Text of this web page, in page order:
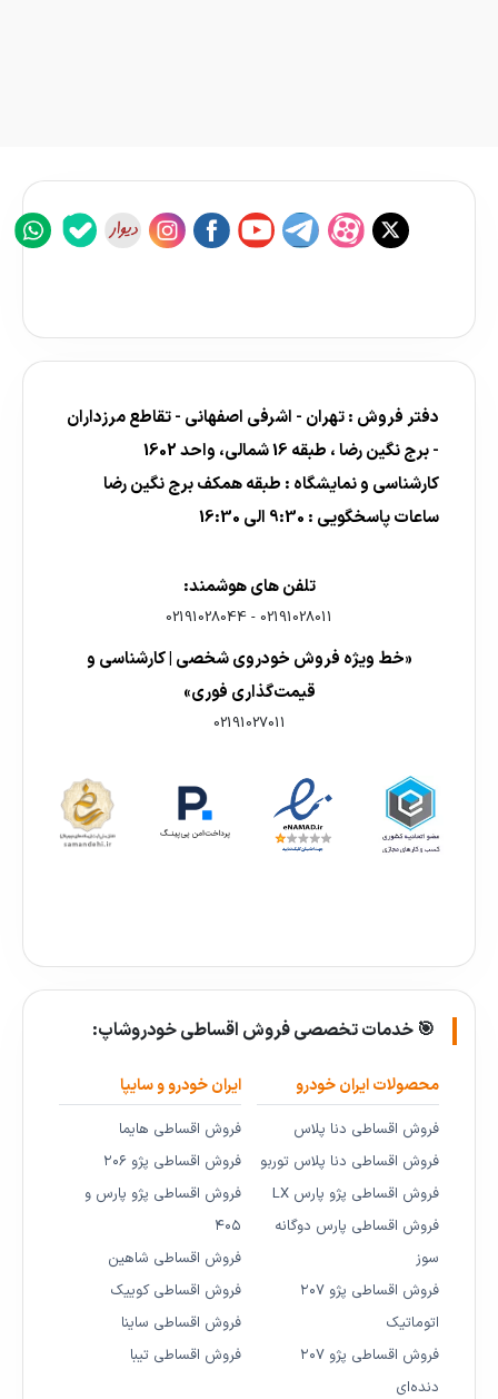
دفتر فروش : تهران - اشرفی اصفهانی - تقاطع مرزداران
- برج نگین رضا ، طبقه 16 شمالی، واحد 1602
کارشناسی و نمایشگاه : طبقه همکف برج نگین رضا
ساعات پاسخگویی : 9:30 الی 16:30
تلفن های هوشمند:
02191028011
-
02191028044
«خط ویژه فروش خودروی شخصی | کارشناسی و
قیمت‌گذاری فوری»
02191027011
🎯 خدمات تخصصی فروش اقساطی خودروشاپ:
محصولات ایران خودرو
فروش اقساطی دنا پلاس
فروش اقساطی دنا پلاس توربو
فروش اقساطی پژو پارس LX
فروش اقساطی پارس دوگانه
سوز
فروش اقساطی پژو ۲۰۷
اتوماتیک
فروش اقساطی پژو ۲۰۷
دنده‌ای
ایران خودرو و سایپا
فروش اقساطی هایما
فروش اقساطی پژو ۲۰۶
فروش اقساطی پژو پارس و
۴۰۵
فروش اقساطی شاهین
فروش اقساطی کوییک
فروش اقساطی ساینا
فروش اقساطی تیبا